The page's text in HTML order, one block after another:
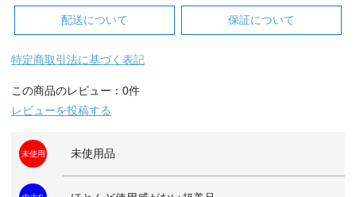
配送について 保証について
特定商取引法に基づく表記
この商品のレビュー：0件
レビューを投稿する
未使用 未使用品